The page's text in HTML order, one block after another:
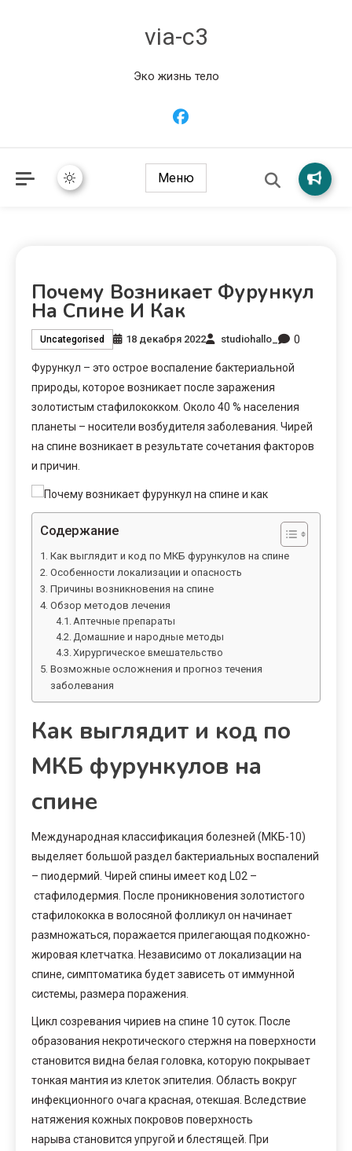
via-c3
Эко жизнь тело
Меню
Почему Возникает Фурункул
На Спине И Как
Uncategorised 18 декабря 2022 studiohallo_ 0
Фурункул – это острое воспаление бактериальной
природы, которое возникает после заражения
золотистым стафилококком. Около 40 % населения
планеты – носители возбудителя заболевания. Чирей
на спине возникает в результате сочетания факторов
и причин.
Содержание
Как выглядит и код по МКБ фурункулов на спине
Особенности локализации и опасность
Причины возникновения на спине
Обзор методов лечения
Аптечные препараты
Домашние и народные методы
Хирургическое вмешательство
Возможные осложнения и прогноз течения
заболевания
Как выглядит и код по
МКБ фурункулов на
спине
Международная классификация болезней (МКБ-10)
выделяет большой раздел бактериальных воспалений
– пиодермий. Чирей спины имеет код L02 –
стафилодермия. После проникновения золотистого
стафилококка в волосяной фолликул он начинает
размножаться, поражается прилегающая подкожно-
жировая клетчатка. Независимо от локализации на
спине, симптоматика будет зависеть от иммунной
системы, размера поражения.
Цикл созревания чириев на спине 10 суток. После
образования некротического стержня на поверхности
становится видна белая головка, которую покрывает
тонкая мантия из клеток эпителия. Область вокруг
инфекционного очага красная, отекшая. Вследствие
натяжения кожных покровов поверхность
нарыва становится упругой и блестящей. При